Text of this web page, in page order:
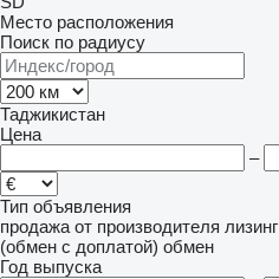
Место расположения
Поиск по радиусу
Таджикистан
Цена
–
Тип объявления
продажа от производителя лизинг
(обмен с доплатой) обмен
Год выпуска